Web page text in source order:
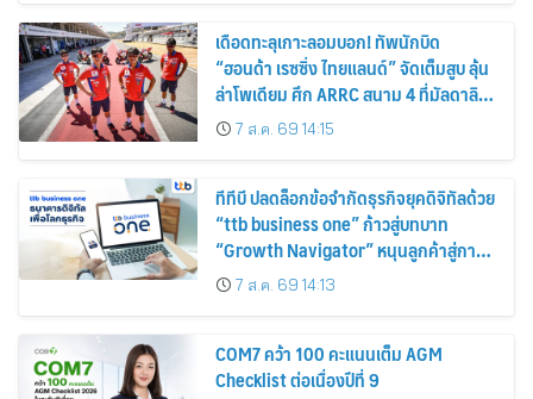
เดือดทะลุเกาะลอมบอก! ทัพนักบิด
“ฮอนด้า เรซซิ่ง ไทยแลนด์” จัดเต็มสูบ ลุ้น
ล่าโพเดียม ศึก ARRC สนาม 4 ที่มัลดาลิ
กา 7 ส.ค. 69 14:15
ทีทีบี ปลดล็อกข้อจำกัดธุรกิจยุคดิจิทัลด้วย
“ttb business one” ก้าวสู่บทบาท
“Growth Navigator” หนุนลูกค้าสู่การ
เติบโตอย่างแท้จริง
7 ส.ค. 69 14:13
COM7 คว้า 100 คะแนนเต็ม AGM
Checklist ต่อเนื่องปีที่ 9